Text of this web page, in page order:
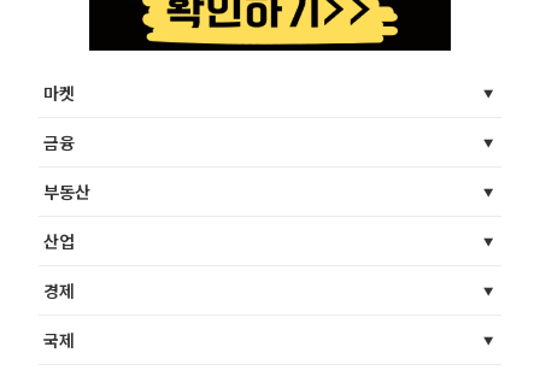
마켓
금융
부동산
산업
경제
국제